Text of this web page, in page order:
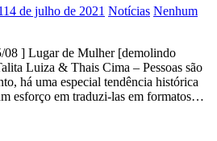
14 de julho de 2021 Notícias Nenhum
08 ] Lugar de Mulher [demolindo
Luiza & Thais Cima – Pessoas são
há uma especial tendência histórica
esforço em traduzi-las em formatos…